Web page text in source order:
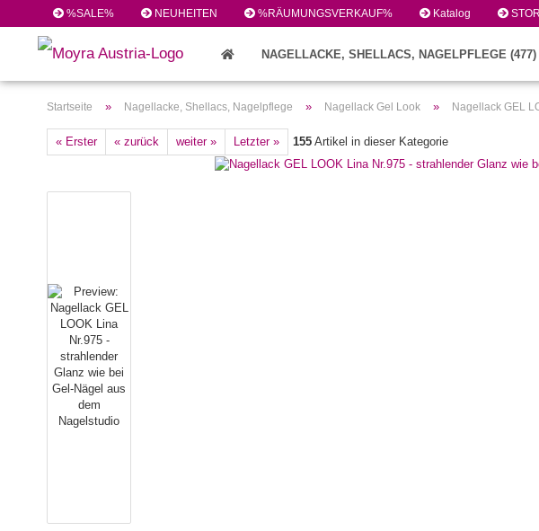
%SALE% NEUHEITEN %RÄUMUNGSVERKAUF% Katalog
NAGELLACKE, SHELLACS, NAGELPFLEGE (477)
Startseite » Nagellacke, Shellacs, Nagelpflege » Nagellack Gel Look » Nagellack GEL
« Erster « zurück weiter » Letzter » 155 Artikel in dieser Kategorie